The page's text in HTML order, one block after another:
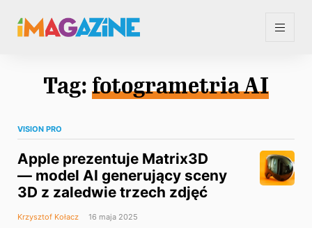
Tag: fotogrametria AI
VISION PRO
Apple prezentuje Matrix3D
— model AI generujący sceny
3D z zaledwie trzech zdjęć
Krzysztof Kołacz 16 maja 2025